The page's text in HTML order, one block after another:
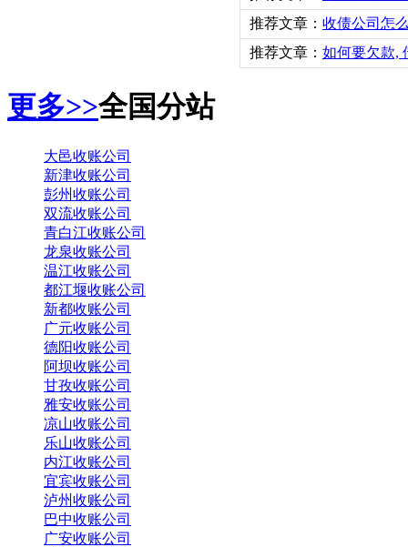
推荐文章： 收债公司怎
推荐文章： 如何要欠款,
更多>>全国分站
大邑收账公司
新津收账公司
彭州收账公司
双流收账公司
青白江收账公司
龙泉收账公司
温江收账公司
都江堰收账公司
新都收账公司
广元收账公司
德阳收账公司
阿坝收账公司
甘孜收账公司
雅安收账公司
凉山收账公司
乐山收账公司
内江收账公司
宜宾收账公司
泸州收账公司
巴中收账公司
广安收账公司